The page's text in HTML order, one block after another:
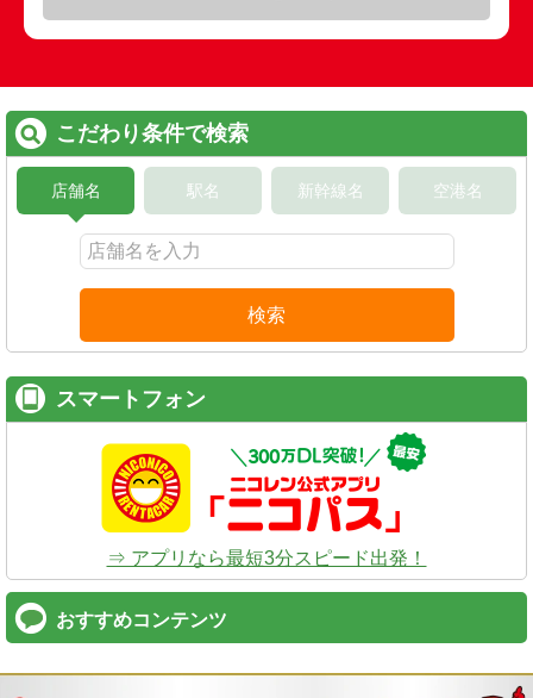
こだわり条件で検索
店舗名 駅名 新幹線名 空港名
検索
スマートフォン
⇒ アプリなら最短3分スピード出発！
おすすめコンテンツ